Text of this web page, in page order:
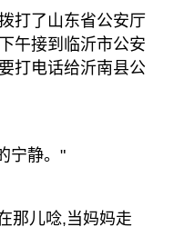
打了山东省公安厅
午接到临沂市公安
打电话给沂南县公
宁静。"
那儿唸,当妈妈走